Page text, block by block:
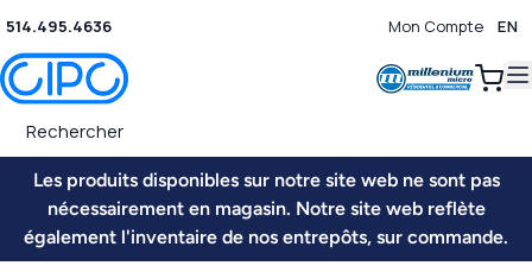
514.495.4636 Mon Compte EN
0
Les produits disponibles sur notre site web ne sont pas
nécessairement en magasin. Notre site web reflète
également l'inventaire de nos entrepôts, sur commande.